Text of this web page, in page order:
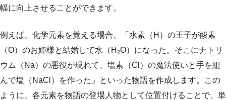
幅に向上させることができます。
例えば、化学元素を覚える場合、「水素（H）の王子が酸素
（O）のお姫様と結婚して水（H₂O）になった。そこにナトリ
ウム（Na）の悪役が現れて、塩素（Cl）の魔法使いと手を組
んで塩（NaCl）を作った」といった物語を作成します。この
ように、各元素を物語の登場人物として位置付けることで、単